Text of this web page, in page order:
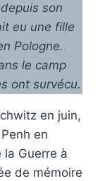
son
eu une fille
Pologne.
le camp
ont survécu.
en juin,
en
Guerre à
de mémoire